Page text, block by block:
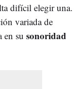
difícil elegir una.
variada de
en su sonoridad